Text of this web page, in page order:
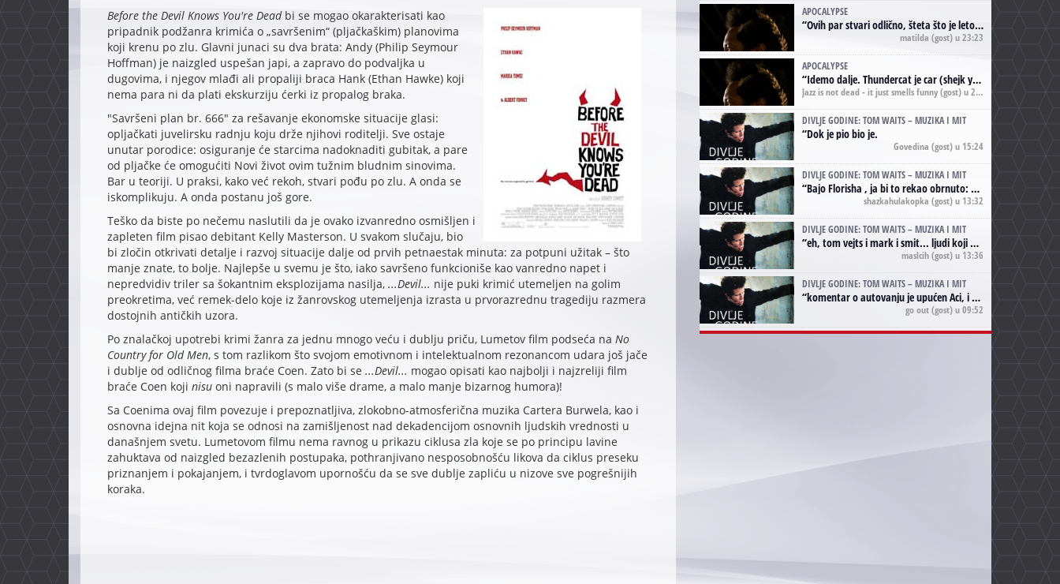
Before the Devil Knows You're Deadbi se mogao okarakterisati kao
pripadnik podžanra krimića o „savršenim“ (pljačkaškim) planovima
koji krenu po zlu. Glavni junaci su dva brata: Andy (Philip Seymour
Hoffman) je naizgled uspešan japi, a zapravo do podvaljka u
dugovima, i njegov mlađi ali propaliji braca Hank (Ethan Hawke) koji
nema para ni da plati ekskurziju ćerki iz propalog braka.
"Savršeni plan br. 666" za rešavanje ekonomske situacije glasi:
opljačkati juvelirsku radnju koju drže njihovi roditelji. Sve ostaje
unutar porodice: osiguranje će starcima nadoknaditi gubitak, a pare
od pljačke će omogućiti Novi život ovim tužnim bludnim sinovima.
Bar u teoriji. U praksi, kako već rekoh, stvari pođu po zlu. A onda se
iskomplikuju. A onda postanu još gore.
Teško da biste po nečemu naslutili da je ovako izvanredno osmišljen i
zapleten film pisao debitant Kelly Masterson. U svakom slučaju, bio
bi zločin otkrivati detalje i razvoj situacije dalje od prvih petnaestak minuta: za potpuni užitak – što
manje znate, to bolje. Najlepše u svemu je što, iako savršeno funkcioniše kao vanredno napet i
nepredvidiv triler sa šokantnim eksplozijama nasilja, ...Devil... nije puki krimić utemeljen na golim
preokretima, već remek-delo koje iz žanrovskog utemeljenja izrasta u prvorazrednu tragediju razmera
dostojnih antičkih uzora.
Po znalačkoj upotrebi krimi žanra za jednu mnogo veću i dublju priču, Lumetov film podseća na No
Country for Old Men, s tom razlikom što svojom emotivnom i intelektualnom rezonancom udara još jače
i dublje od odličnog filma braće Coen. Zato bi se ...Devil... mogao opisati kao najbolji i najzreliji film
braće Coen koji nisuoni napravili (s malo više drame, a malo manje bizarnog humora)!
Sa Coenima ovaj film povezuje i prepoznatljiva, zlokobno-atmosferična muzika Cartera Burwela, kao i
osnovna idejna nit koja se odnosi na zamišljenost nad dekadencijom osnovnih ljudskih vrednosti u
današnjem svetu. Lumetovom filmu nema ravnog u prikazu ciklusa zla koje se po principu lavine
zahuktava od naizgled bezazlenih postupaka, pothranjivano nesposobnošću likova da ciklus preseku
priznanjem i pokajanjem, i tvrdoglavom upornošću da se sve dublje zapliću u nizove sve pogrešnijih
koraka.
APOCALYPSE
“Ovih par stvari odlično, šteta što je leto pri kraju, a kaput koji te vervoatno podseća na pirotski ćilim je iz tradicije Navaho indijanaca ;)
matilda (gost) u 23:23
APOCALYPSE
“Idemo dalje. Thundercat je car (shejk yerbuti )!
Jazz is not dead - it just smells funny(gost) u 20:11
DIVLJE GODINE: TOM WAITS – MUZIKA I MIT
“Dok je pio bio je.
Govedina (gost) u 15:24
DIVLJE GODINE: TOM WAITS – MUZIKA I MIT
“Bajo Florisha , ja bi to rekao obrnuto: Beefheart je za Waitsa, isto sto i Hendrix za Lenny Kravitza
shazkahulakopka (gost) u 13:32
DIVLJE GODINE: TOM WAITS – MUZIKA I MIT
“eh, tom vejts i mark i smit... ljudi koji bi muzici više doprineli da su radili kao vozači tramvaja u gsp-u.
maslcih(gost) u 13:36
DIVLJE GODINE: TOM WAITS – MUZIKA I MIT
“komentar o autovanju je upućen Aci, i odnosi se na ono drugo autovanje...'senzualnost Waitsa' ;)
go out(gost) u 09:52